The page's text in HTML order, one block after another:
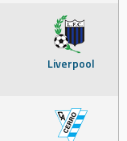
Liverpool